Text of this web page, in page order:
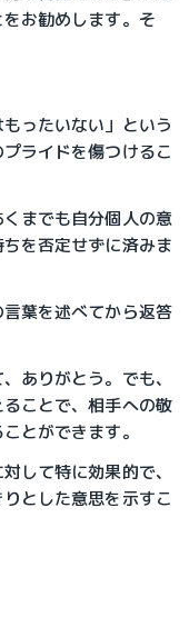
お勧めします。そ
ったいない」という
ライドを傷つけるこ
までも自分個人の意
を否定せずに済みま
葉を述べてから返答
ありがとう。でも、
ことで、相手への敬
とができます。
して特に効果的で、
とした意思を示すこ